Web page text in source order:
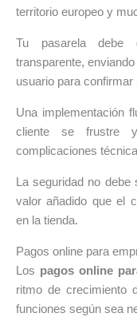
territorio europeo y
Tu pasarela debe
transparente,
usuario para
Una implementación
cliente se frustre
complicaciones
La seguridad no
valor añadido que el
en la tienda.
Pagos online para
Los pagos online
ritmo de crecimiento
funciones según sea